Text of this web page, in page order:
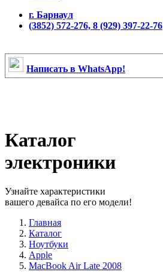
г. Барнаул
(3852) 572-276, 8 (929) 397-22-76
Написать в WhatsApp!
Каталог
электроники
Узнайте характеристики
вашего девайса по его модели!
Главная
Каталог
Ноутбуки
Apple
MacBook Air Late 2008